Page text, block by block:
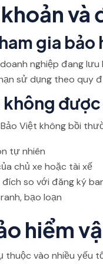
và
gia bảo
nghiệp đang
sử dụng theo quy
không
Việt không bồi
tự nhiên
chủ xe hoặc tài xế
đích so với đăng ký
bạo loạn
hiểm
thuộc vào nhiều yếu